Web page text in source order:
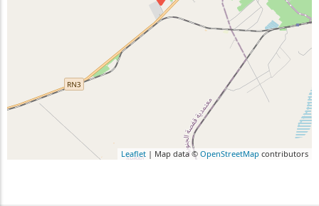
Leaflet | Map data © OpenStreetMap contributors